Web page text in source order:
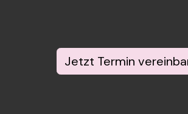
Jetzt Termin